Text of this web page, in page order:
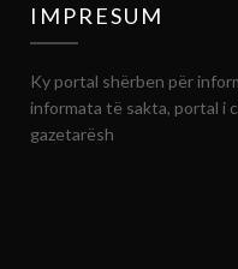
IMPRESUM
Ky portal shërben për
informata të sakta, portal i
gazetarësh